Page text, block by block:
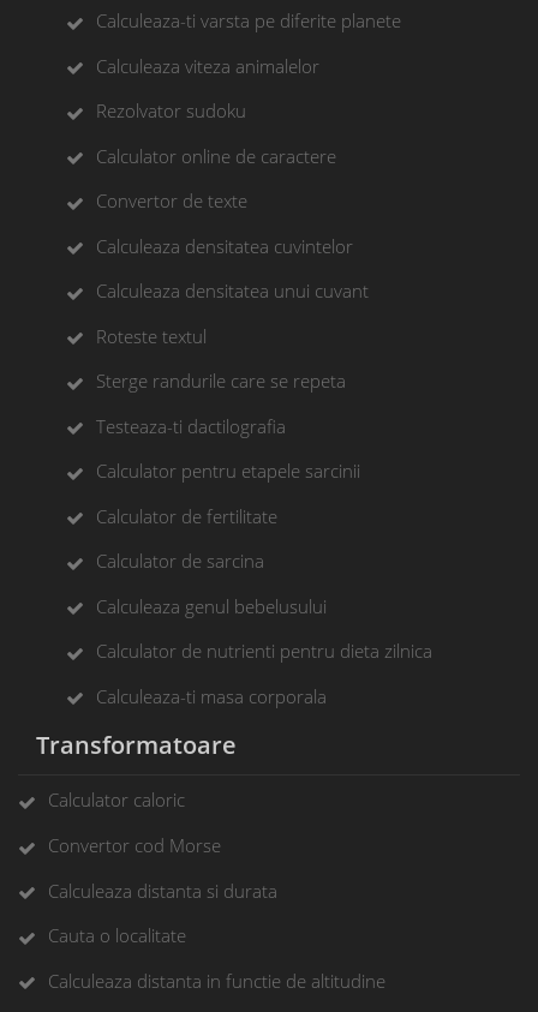
Calculeaza-ti varsta pe diferite planete
Calculeaza viteza animalelor
Rezolvator sudoku
Calculator online de caractere
Convertor de texte
Calculeaza densitatea cuvintelor
Calculeaza densitatea unui cuvant
Roteste textul
Sterge randurile care se repeta
Testeaza-ti dactilografia
Calculator pentru etapele sarcinii
Calculator de fertilitate
Calculator de sarcina
Calculeaza genul bebelusului
Calculator de nutrienti pentru dieta zilnica
Calculeaza-ti masa corporala
Transformatoare
Calculator caloric
Convertor cod Morse
Calculeaza distanta si durata
Cauta o localitate
Calculeaza distanta in functie de altitudine